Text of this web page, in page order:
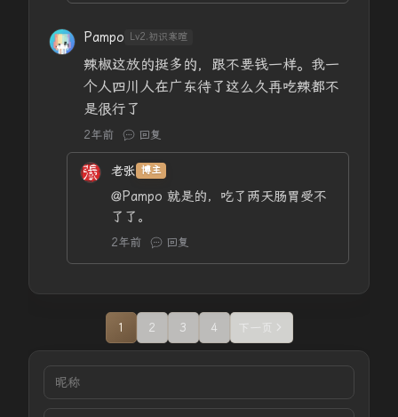
Pampo Lv2.初识寒暄
辣椒这放的挺多的，跟不要钱一样。我一
个人四川人在广东待了这么久再吃辣都不
是很行了
2年前 回复
老张 博主
@Pampo 就是的，吃了两天肠胃受不
了了。
2年前 回复
1 2 3 4 下一页